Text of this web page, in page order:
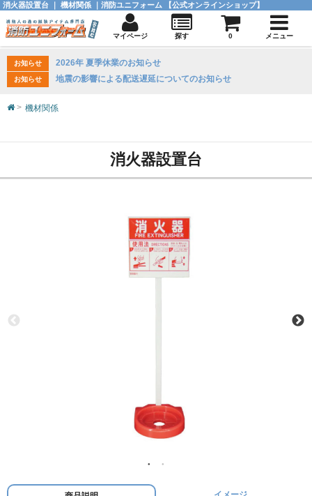
お知らせ 2026年 夏季休業のお知らせ
お知らせ 地震の影響による配送遅延についてのお知らせ
機材関係
消火器設置台
消火器設置台 ｜ 機材関係 ｜消防ユニフォーム 【公式オンラインショップ】
マイページ 探す 0 メニュー